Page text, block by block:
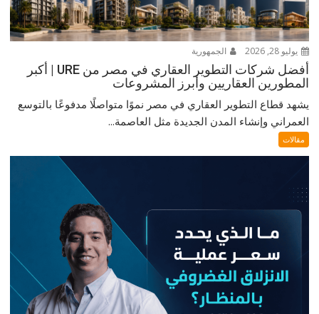
يوليو 28, 2026 الجمهورية
أفضل شركات التطوير العقاري في مصر من URE | أكبر
المطورين العقاريين وأبرز المشروعات
يشهد قطاع التطوير العقاري في مصر نموًا متواصلًا مدفوعًا بالتوسع
العمراني وإنشاء المدن الجديدة مثل العاصمة...
مقالات